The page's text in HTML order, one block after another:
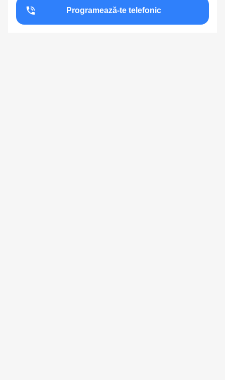
Programează-te telefonic